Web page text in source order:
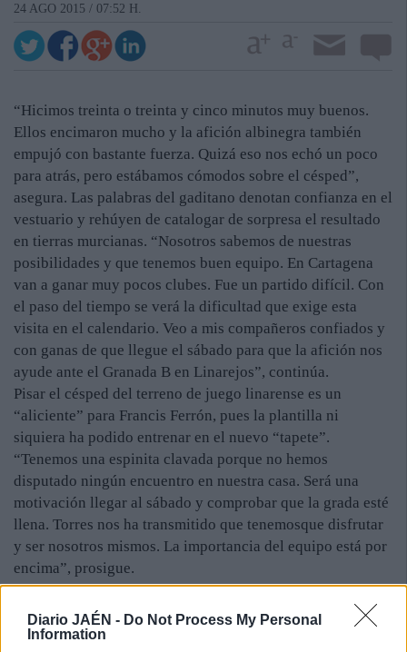
Diario JAÉN - Do Not Process My Personal
Information
24 AGO 2015 / 07:52 H.
“Hicimos treinta o treinta y cinco minutos muy buenos.
Ellos encimaron mucho y la afición albinegra también
empujó con bastante fuerza. Quizá eso nos echó un poco
para atrás, pero estábamos cómodos sobre el césped”,
asegura. Las palabras del gaditano denotan confianza en el
vestuario y rehúyen de catalogar de sorpresa el resultado
en tierras murcianas. “Nosotros sabemos de nuestras
posibilidades y que tenemos buen equipo. En Cartagena
van a ganar muy pocos clubes. Fue un partido difícil. Con
el paso del tiempo se verá la dificultad que exige esta
visita en el calendario. Veo a mis compañeros confiados y
con ganas de que llegue el sábado para que la afición nos
ayude ante el Granada B en Linarejos”, continúa.
Pisar el césped del terreno de juego linarense es un
“aliciente” para Francis Ferrón, pues la plantilla ni
siquiera ha podido entrenar en el nuevo “tapete”.
“Tenemos una espinita clavada porque no hemos
disputado ningún encuentro en nuestra casa. Será una
motivación llegar al sábado y comprobar que la grada esté
llena. Torres nos ha transmitido que tenemosque disfrutar
y ser nosotros mismos. La importancia del equipo está por
encima”, prosigue.
En el plano personal, el acoplamiento a la escuadra es
satisfactorio. De hecho, se erigió como el máximo
anotador de los linarenses en la pretemporada y sigue con